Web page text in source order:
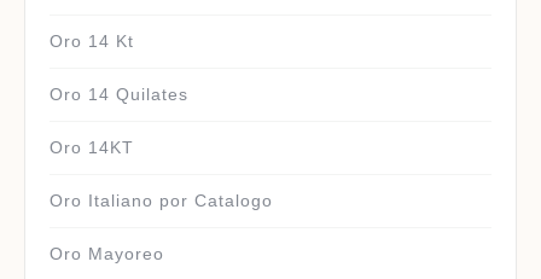
Oro 14 Kt
Oro 14 Quilates
Oro 14KT
Oro Italiano por Catalogo
Oro Mayoreo